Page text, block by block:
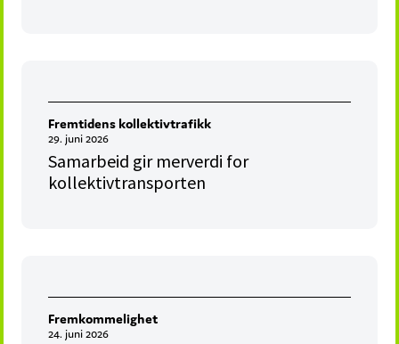
Fremtidens kollektivtrafikk
29. juni 2026
Samarbeid gir merverdi for
kollektivtransporten
Fremkommelighet
24. juni 2026